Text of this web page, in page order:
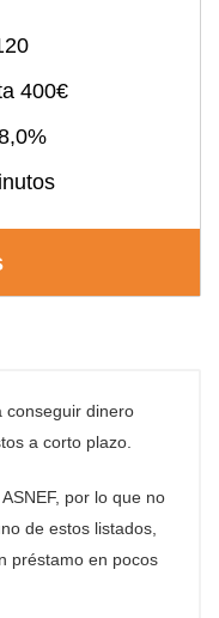
400€
conseguir dinero
a corto plazo.
por lo que no
de estos listados,
préstamo en pocos